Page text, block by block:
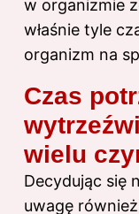
w organizmie
właśnie tyle
organizm na
Czas
wielu
Decydując się
uwagę